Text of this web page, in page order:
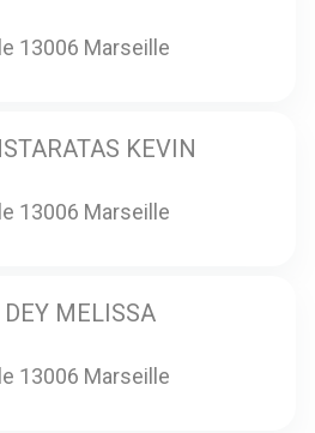
13006 Marseille
KEVIN
13006 Marseille
MELISSA
13006 Marseille